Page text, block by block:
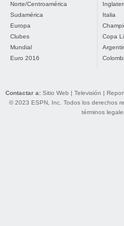
Norte/Centroamérica
Sudamérica
Europa
Clubes
Mundial
Euro 2016
Italia
Copa
Contactar a: Sitio Web | Televisión |
© 2023 ESPN, Inc. Todos los derechos
términos